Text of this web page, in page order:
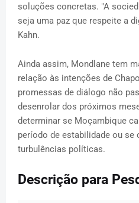
soluções concretas. "A
seja uma paz que respeite a
Kahn.
Ainda assim, Mondlane tem
relação às intenções de
promessas de diálogo não
desenrolar dos próximos
determinar se Moçambique
período de estabilidade ou se
turbulências políticas.
Descrição para